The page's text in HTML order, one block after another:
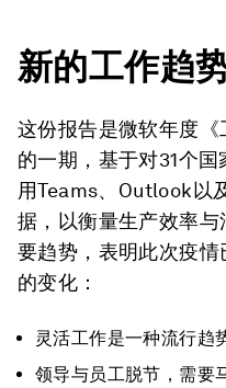
新的工作趋
这份报告是微软年度
的一期，基于对31个
用Teams、Outlook以
据，以衡量生产效率
要趋势，表明此次疫
的变化：
灵活工作是一种流行趋
领导与员工脱节，需要